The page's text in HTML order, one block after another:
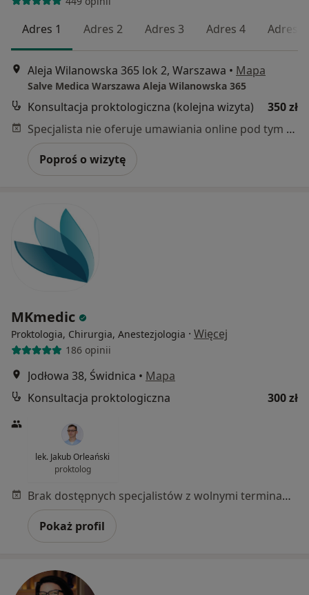
Adres 1 Adres 2 Adres 3 Adres 4 Adres 5
Aleja Wilanowska 365 lok 2, Warszawa • Mapa
Salve Medica Warszawa Aleja Wilanowska 365
Konsultacja proktologiczna (kolejna wizyta)
350 zł
Specjalista nie oferuje umawiania online pod tym adresem.
Poproś o wizytę
MKmedic
Proktologia, Chirurgia, Anestezjologia · Więcej
186 opinii
Jodłowa 38, Świdnica • Mapa
Konsultacja proktologiczna
300 zł
lek. Jakub Orleański
proktolog
Brak dostępnych specjalistów z wolnymi terminami w tym centrum medycznym.
Pokaż profil